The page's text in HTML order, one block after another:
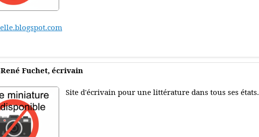
Fuchet, écrivain
Site d'écrivain pour une littérature dans tous ses états.